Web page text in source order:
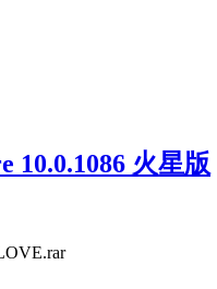
10.0.1086 火星版